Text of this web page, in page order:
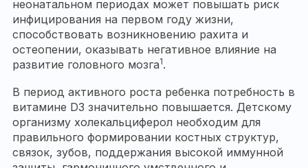
неонатальном периодах может повышать риск
инфицирования на первом году жизни,
способствовать возникновению рахита и
остеопении, оказывать негативное влияние на
развитие головного мозга1.
В период активного роста ребенка потребность в
витамине D3 значительно повышается. Детскому
организму холекальциферол необходим для
правильного формировании костных структур,
связок, зубов, поддержания высокой иммунной